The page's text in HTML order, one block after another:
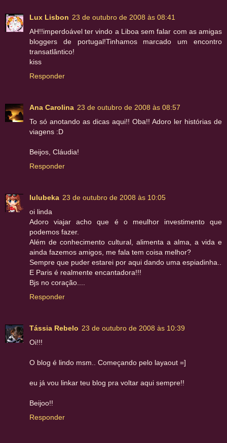
Lux Lisbon 23 de outubro de 2008 às 08:41
AH!!imperdoável ter vindo a Liboa sem falar com as amigas
bloggers de portugal!Tinhamos marcado um encontro
transatlântico!
kiss
Responder
Ana Carolina 23 de outubro de 2008 às 08:57
To só anotando as dicas aqui!! Oba!! Adoro ler histórias de
viagens :D
Beijos, Cláudia!
Responder
lulubeka 23 de outubro de 2008 às 10:05
oi linda
Adoro viajar acho que é o meulhor investimento que
podemos fazer.
Além de conhecimento cultural, alimenta a alma, a vida e
ainda fazemos amigos, me fala tem coisa melhor?
Sempre que puder estarei por aqui dando uma espiadinha..
E Paris é realmente encantadora!!!
Bjs no coração....
Responder
Tássia Rebelo 23 de outubro de 2008 às 10:39
Oi!!!
O blog é lindo msm.. Começando pelo layaout =]
eu já vou linkar teu blog pra voltar aqui sempre!!
Beijoo!!
Responder